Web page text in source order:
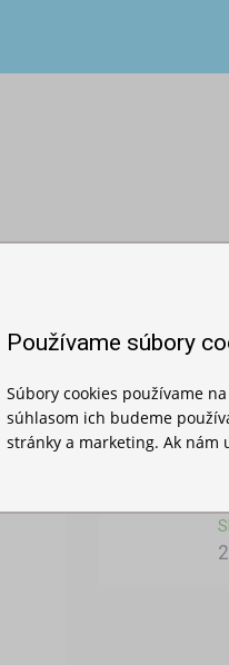
Používame súbory
Súbory cookies používame
súhlasom ich budeme
stránky a marketing. Ak nám